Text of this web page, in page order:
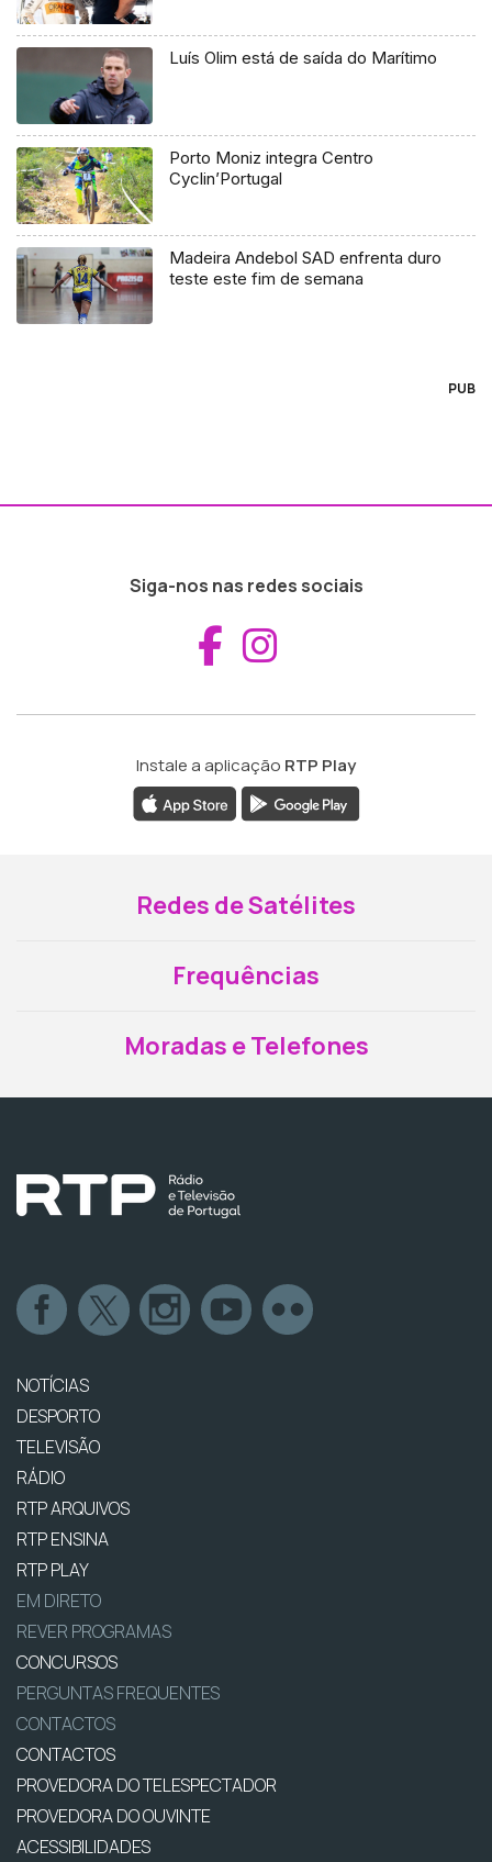
Luís Olim está de saída do Marítimo
Porto Moniz integra Centro
Cyclin’Portugal
Madeira Andebol SAD enfrenta duro
teste este fim de semana
PUB
Siga-nos nas redes sociais
Aceder ao
Instale a aplicação RTP Play
Redes de Satélites
Frequências
Moradas e Telefones
NOTÍCIAS
DESPORTO
TELEVISÃO
RÁDIO
RTP ARQUIVOS
RTP ENSINA
RTP PLAY
EM DIRETO
REVER PROGRAMAS
CONCURSOS
PERGUNTAS FREQUENTES
CONTACTOS
CONTACTOS
PROVEDORA DO TELESPECTADOR
PROVEDORA DO OUVINTE
ACESSIBILIDADES